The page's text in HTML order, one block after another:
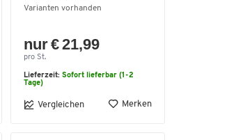
Varianten vorhanden
nur € 21,99
pro St.
Lieferzeit: Sofort lieferbar (1-2
Tage)
Vergleichen Merken